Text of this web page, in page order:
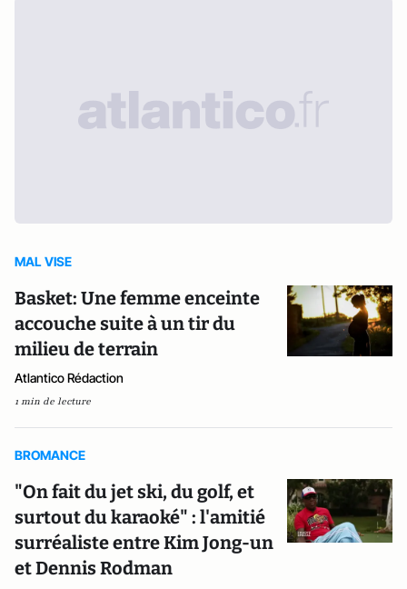
MAL VISE
Basket: Une femme enceinte
accouche suite à un tir du
milieu de terrain
Atlantico Rédaction
1 min de lecture
BROMANCE
"On fait du jet ski, du golf, et
surtout du karaoké" : l'amitié
surréaliste entre Kim Jong-un
et Dennis Rodman